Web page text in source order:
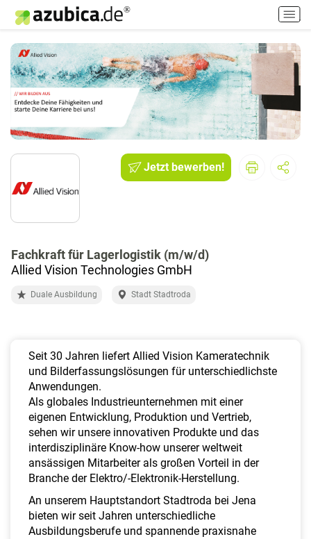
H
a
u
p
t
n
ü
i
Jetzt bewerben!
Fachkraft für Lagerlogistik (m/w/d)
Allied Vision Technologies GmbH
Duale Ausbildung Stadt Stadtroda
Seit 30 Jahren liefert Allied Vision Kameratechnik
und Bilderfassungslösungen für unterschiedlichste
Anwendungen.
Als globales Industrieunternehmen mit einer
eigenen Entwicklung, Produktion und Vertrieb,
sehen wir unsere innovativen Produkte und das
interdisziplinäre Know-how unserer weltweit
ansässigen Mitarbeiter als großen Vorteil in der
Branche der Elektro/-Elektronik-Herstellung.
An unserem Hauptstandort Stadtroda bei Jena
bieten wir seit Jahren unterschiedliche
Ausbildungsberufe und spannende praxisnahe